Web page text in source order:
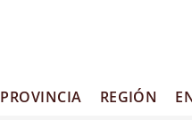
PROVINCIA REGIÓN